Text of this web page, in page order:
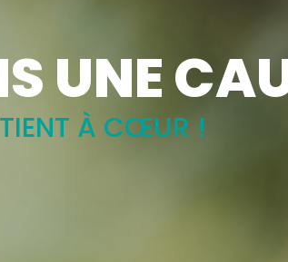
UNE
À CŒUR !